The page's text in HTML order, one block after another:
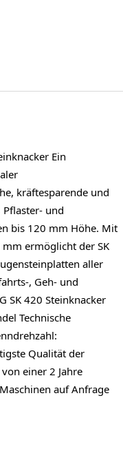
Ein
kräftesparende und
und
bis 120 mm Höhe. Mit
ermöglicht der SK
aller
, Geh- und
SK 420 Steinknacker
Technische
Qualität der
einer 2 Jahre
auf Anfrage